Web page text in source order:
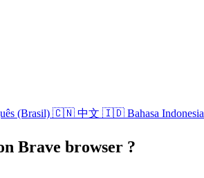
(Brasil) 🇨🇳 中文 🇮🇩 Bahasa Indonesia
Brave browser ?